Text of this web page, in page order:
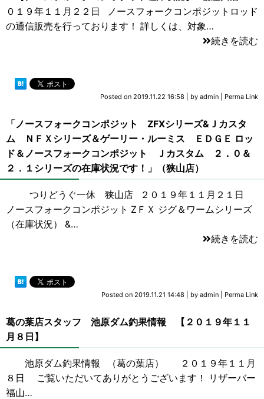
０１９年１１月２２日 ノースフォークコンポジットロッド
の通信販売を行っております！ 詳しくは、対象…
続きを読む
Posted on 2019.11.22 16:58 by admin Perma Link
「ノースフォークコンポジット ZFXシリーズ&Ｊカスタ
ム ＮＦＸシリーズ＆ゲーリー・ルーミス ＥＤＧＥ ロッ
ド＆ノースフォークコンポジット Ｊカスタム ２．０＆
２．１シリーズの在庫状況です！」（狭山店）
つりどうぐ一休 狭山店 ２０１９年１１月２１日
ノースフォークコンポジット ZＦＸ ジグ＆ワームシリーズ
（在庫状況） &…
続きを読む
Posted on 2019.11.21 14:48 by admin Perma Link
葛の葉店スタッフ 池原ダム釣果情報 【２０１９年１１
月８日】
池原ダム釣果情報 （葛の葉店） ２０１９年１１月
８日 ご覧いただいてありがとうございます！ リザーバー
福山…